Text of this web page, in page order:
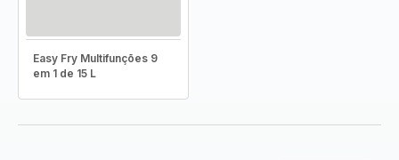
Easy Fry Multifunções 9
em 1 de 15 L